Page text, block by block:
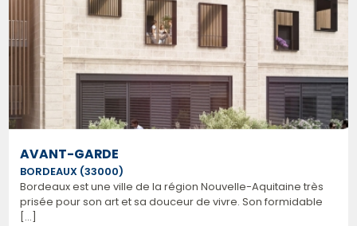
AVANT-GARDE
BORDEAUX (33000)
Bordeaux est une ville de la région Nouvelle-Aquitaine très
prisée pour son art et sa douceur de vivre. Son formidable
[...]